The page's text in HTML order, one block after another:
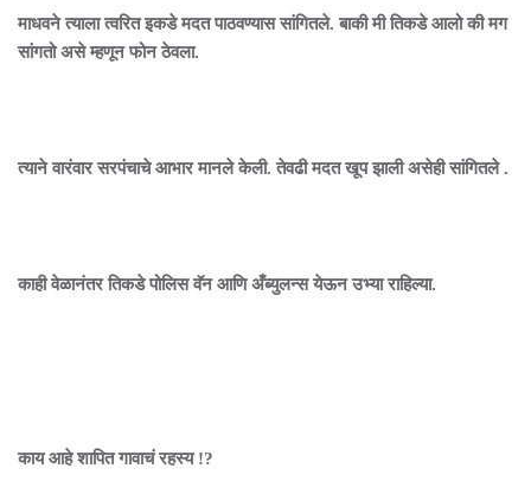
माधवने त्याला त्वरित इकडे मदत पाठवण्यास सांगितले. बाकी मी तिकडे आलो की मग
सांगतो असे म्हणून फोन ठेवला.
त्याने वारंवार सरपंचाचे आभार मानले केली. तेवढी मदत खूप झाली असेही सांगितले .
काही वेळानंतर तिकडे पोलिस वॅन आणि अँब्युलन्स येऊन उभ्या राहिल्या.
काय आहे शापित गावाचं रहस्य !?